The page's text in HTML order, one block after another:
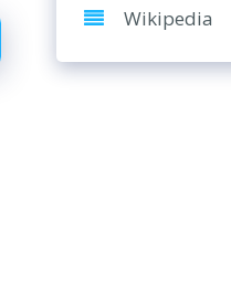
Wikipedia